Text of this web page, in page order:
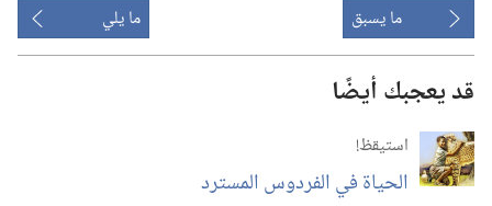
ما يسبق ما يلي
قد يعجبك أيضًا
استيقظ‏!‏
الحياة في الفردوس المسترد